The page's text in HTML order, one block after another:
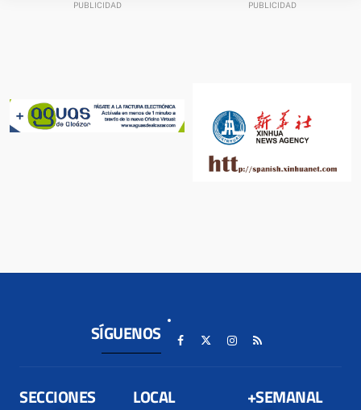
SÍGUENOS
SECCIONES LOCAL +SEMANAL